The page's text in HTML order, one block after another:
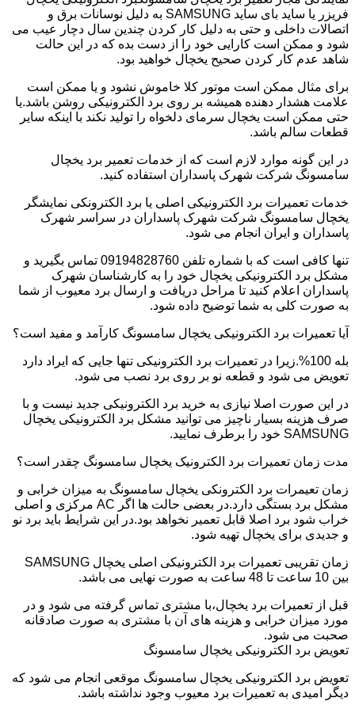
فریزر یا ساید بای ساید SAMSUNG به دلیل نوسانات برق و
اتصالات داخلی و حتی به دلیل کار کردن چندین سال دچار عیب می
شود و ممکن است کارایی خود را از دست بده که در این حالت
شاهد عدم کار کردن صحیح یخچال خواهید بود.
برای مثال ممکن است موتور کلا خاموش نشود و یا ممکن است
علامت هشدار دهنده همیشه بر روی برد الکترونیکی روشن باشد.یا
حتی ممکن است یخچال سرمای دلخواه را تولید نکند با اینکه سایر
قطعات سالم باشد.
در این گونه موارد لازم است که از خدمات تعمیر برد یخچال
سامسونگ شرکت شهرک پاسداران استفاده کنید.
خدمات تعمیرات برد الکترونیکی اصلی یا برد الکترونکی نمایشگر
یخچال سامسونگ شرکت شهرک پاسداران در سراسر شهرک
پاسداران و ایران انجام می شود.
تنها کافی است که با شماره تلفن 09194828760 تماس بگیرید و
مشکل برد الکترونیکی یخچال خود را به کارشناسان شهرک
پاسداران اعلام کنید تا مراحل دریافت و ارسال برد معیوب از شما
به صورت کلی به شما توضیح داده شود.
آیا تعمیرات برد الکترونیکی یخچال سامسونگ کارآمد و مفید است؟
بله 100%.زیرا در تعمیرات برد الکترونیکی تنها جایی که ایراد دارد
تعویض می شود و قطعه نو بر روی برد نصب می شود.
در این صورت اصلا نیازی به خرید برد الکترونیکی جدید نیست و با
صرف هزینه بسیار ناچیز می توانید مشکل برد الکترونیکی یخچال
SAMSUNG خود را برطرف نمایید.
مدت زمان تعمیرات برد الکترونیک یخچال سامسونگ چقدر است؟
زمان تعیمرات برد الکترونکی یخچال سامسونگ به میزان خرابی و
مشکل برد بستگی دارد.در بعضی حالت ها اگر AC مرکزی و اصلی
خراب شود برد اصلا قابل تعمیر نخواهد بود.در این شرایط باید برد نو
و جدیدی برای یخچال تهیه شود.
زمان تقریبی تعمیرات برد الکترونیکی اصلی یخچال SAMSUNG
بین 10 ساعت تا 48 ساعت به صورت نهایی می باشد.
قبل از تعمیرات برد یخچال،با مشتری تماس گرفته می شود و در
مورد میزان خرابی و هزینه های آن با مشتری به صورت صادقانه
صحبت می شود.
تعویض برد الکترونیکی یخچال سامسونگ
تعویض برد الکترونیکی یخچال سامسونگ موقعی انجام می شود که
دیگر امیدی به تعمیرات برد معیوب وجود نداشته باشد.